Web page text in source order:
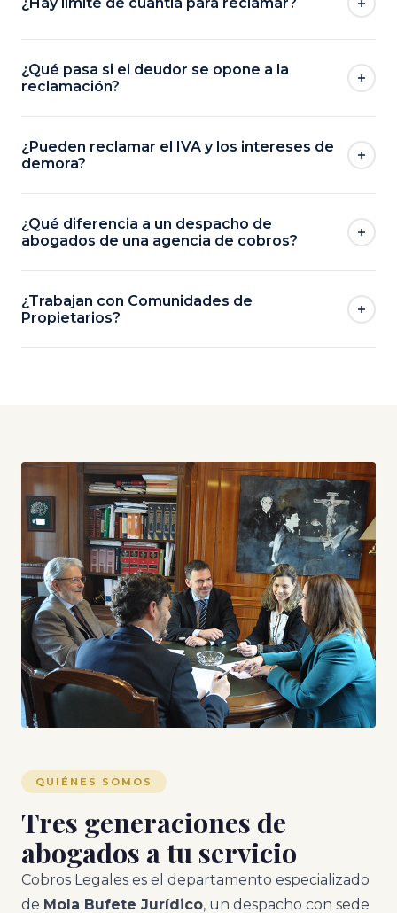
¿Qué pasa si el deudor se opone a la
reclamación?
¿Pueden reclamar el IVA y los intereses de
demora?
¿Qué diferencia a un despacho de
abogados de una agencia de cobros?
¿Trabajan con Comunidades de
Propietarios?
QUIÉNES SOMOS
Tres generaciones de
abogados a tu servicio
Cobros Legales es el departamento especializado
de Mola Bufete Jurídico, un despacho con sede